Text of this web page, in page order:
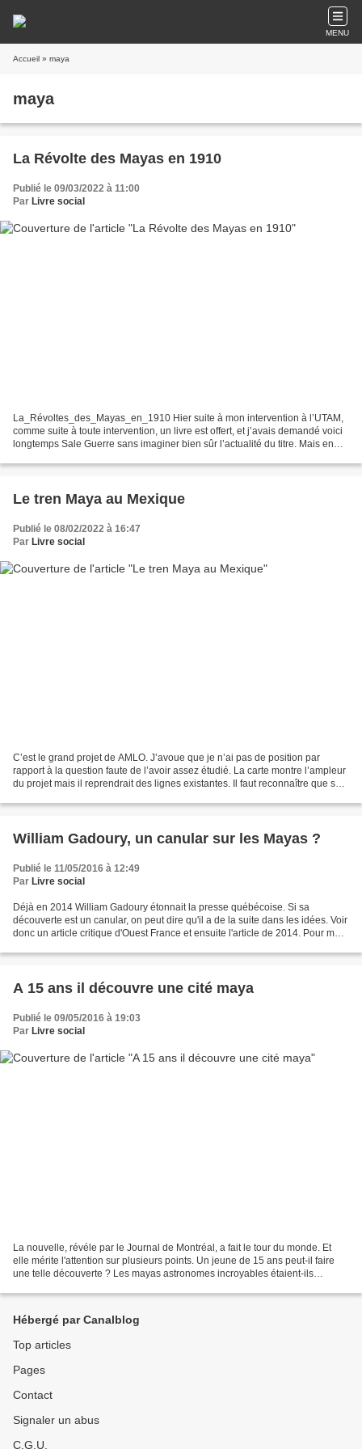
MENU
Accueil » maya
maya
La Révolte des Mayas en 1910
Publié le 09/03/2022 à 11:00
Par Livre social
La_Révoltes_des_Mayas_en_1910 Hier suite à mon intervention à l’UTAM,
comme suite à toute intervention, un livre est offert, et j’avais demandé voici
longtemps Sale Guerre sans imaginer bien sûr l’actualité du titre. Mais en
Le tren Maya au Mexique
Publié le 08/02/2022 à 16:47
Par Livre social
C’est le grand projet de AMLO. J’avoue que je n’ai pas de position par
rapport à la question faute de l’avoir assez étudié. La carte montre l’ampleur
du projet mais il reprendrait des lignes existantes. Il faut reconnaître que sur
William Gadoury, un canular sur les Mayas ?
Publié le 11/05/2016 à 12:49
Par Livre social
Déjà en 2014 William Gadoury étonnait la presse québécoise. Si sa
découverte est un canular, on peut dire qu'il a de la suite dans les idées. Voir
donc un article critique d'Ouest France et ensuite l'article de 2014. Pour ma
A 15 ans il découvre une cité maya
Publié le 09/05/2016 à 19:03
Par Livre social
La nouvelle, révéle par le Journal de Montréal, a fait le tour du monde. Et
elle mérite l'attention sur plusieurs points. Un jeune de 15 ans peut-il faire
une telle découverte ? Les mayas astronomes incroyables étaient-ils
Hébergé par Canalblog
Top articles
Pages
Contact
Signaler un abus
C.G.U.